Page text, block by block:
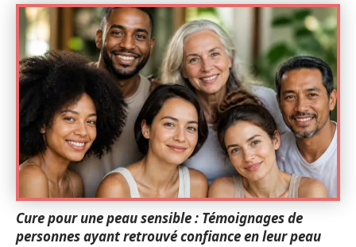
Cure pour une peau sensible : Témoignages de
personnes ayant retrouvé confiance en leur peau